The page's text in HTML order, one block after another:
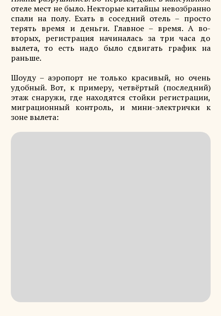
отеле мест не было. Некторые китайцы невозбранно
спали на полу. Ехать в соседний отель – просто
терять время и деньги. Главное – время. А во-
вторых, регистрация начиналась за три часа до
вылета, то есть надо было сдвигать график на
раньше.
Шоуду – аэропорт не только красивый, но очень
удобный. Вот, к примеру, четвёртый (последний)
этаж снаружи, где находятся стойки регистрации,
миграционный контроль, и мини-электрички к
зоне вылета: